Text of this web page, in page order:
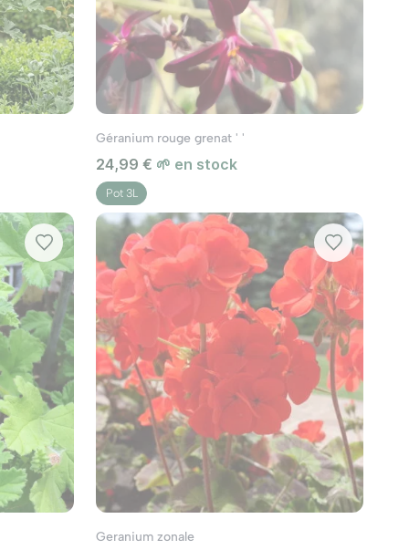
Géranium rouge grenat ' '
24,99 € 🌱 en stock
Pot 3L
Geranium zonale